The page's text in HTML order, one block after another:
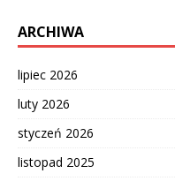
ARCHIWA
lipiec 2026
luty 2026
styczeń 2026
listopad 2025